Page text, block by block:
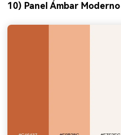
10) Panel Ámbar Moderno